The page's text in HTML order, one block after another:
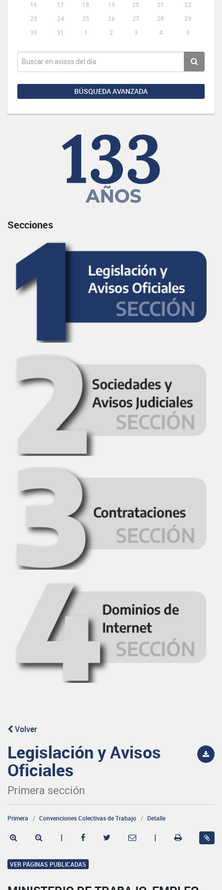
16
17 18 19 20 21
22
23
24 25 26 27 28
29
30
31 1 2 3 4 5
BÚSQUEDA AVANZADA
Secciones
Volver
Legislación y Avisos
Oficiales
Primera sección
Primera Convenciones Colectivas de Trabajo Detalle
| |
VER PÁGINAS PUBLICADAS